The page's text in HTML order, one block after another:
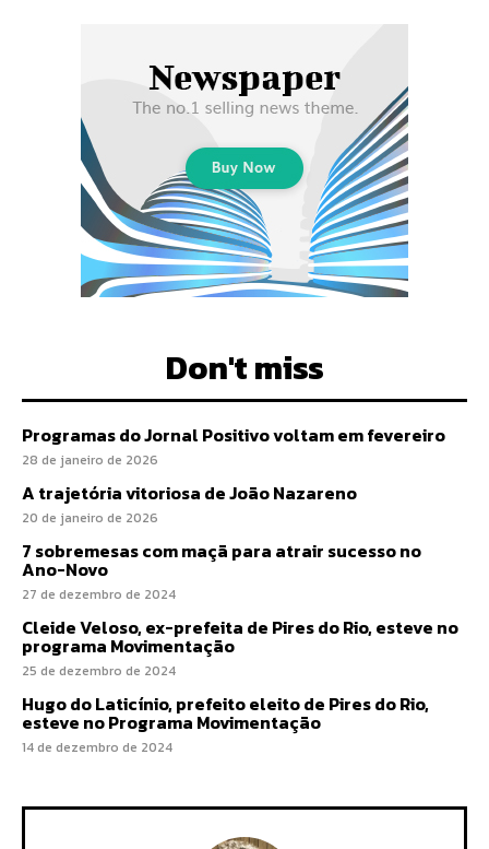
Don't miss
Programas do Jornal Positivo voltam em fevereiro
28 de janeiro de 2026
A trajetória vitoriosa de João Nazareno
20 de janeiro de 2026
7 sobremesas com maçã para atrair sucesso no
Ano-Novo
27 de dezembro de 2024
Cleide Veloso, ex-prefeita de Pires do Rio, esteve no
programa Movimentação
25 de dezembro de 2024
Hugo do Laticínio, prefeito eleito de Pires do Rio,
esteve no Programa Movimentação
14 de dezembro de 2024